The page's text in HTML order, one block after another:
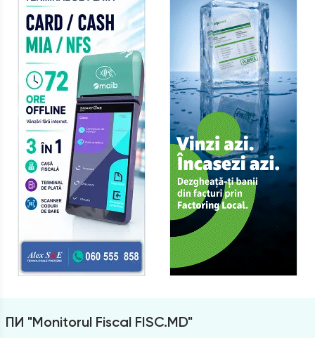
ПИ "Monitorul Fiscal FISC.MD"